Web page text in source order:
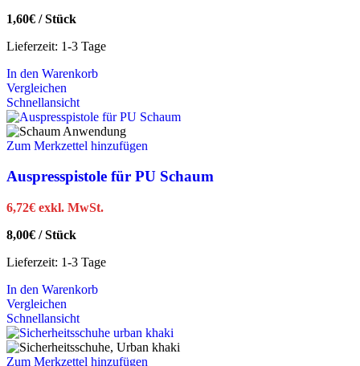
1,60€ /Stück
Lieferzeit: 1-3 Tage
In den Warenkorb
Vergleichen
Schnellansicht
Zum Merkzettel hinzufügen
Auspresspistole für PU Schaum
6,72€ exkl. MwSt.
8,00€ /Stück
Lieferzeit: 1-3 Tage
In den Warenkorb
Vergleichen
Schnellansicht
Zum Merkzettel hinzufügen